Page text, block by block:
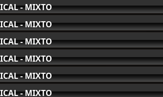
- MIXTO
- MIXTO
- MIXTO
- MIXTO
- MIXTO
- MIXTO